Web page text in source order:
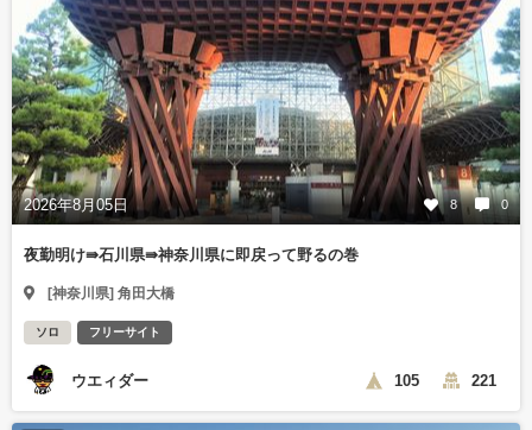
2026年8月05日 8 0
夜勤明け⇛石川県⇛神奈川県に即戻って野るの巻
[神奈川県] 角田大橋
ソロ フリーサイト
ウエィダー 105 221